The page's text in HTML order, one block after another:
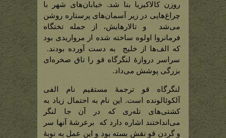
روزن کالاکیریا بنا شد. خیابان‌های شهر با
چراغ‌هایی در زیر آسمان‌های پرستاره روشن
می‌شد و تالارهایش، از جمله تختگاه
فرمانروا اولوه ساخته شده از مرواریدی بود
که الف‌ها از خلیج به دست آورده بودند.
سراسر دروازۀ لنگرگاه قو را تاق صخره‌ای
بزرگی پوشش می‌داد.
لنگرگاه قو ترجمۀ مستقیم نام الفی
آلکوئالونده است. این نام به احتمال زیاد به
کشتی‌های تله‌ری که در آن جا لنگر
می‌انداختند اشاره دارد که برعرشۀ آنها سر
و گردن قو نقش بسته بود و این عمل به نوبۀ